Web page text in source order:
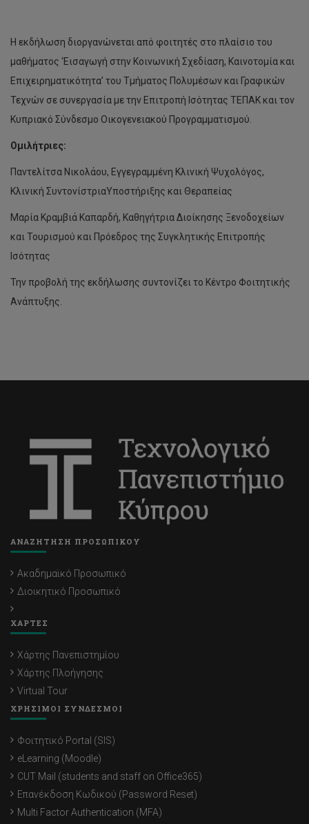
Η εκδήλωση διοργανώνεται από φοιτητές στο πλαίσιο του
μαθήματος ‘Εισαγωγή στην Κοινωνική Σχεδίαση, Καινοτομία και
Επιχειρηματικότητα’ του Τμήματος Πολυμέσων και Γραφικών
Τεχνών σε συνεργασία με την Επιτροπή Ισότητας ΤΕΠΑΚ και τον
Κυπριακό Σύνδεσμο Οικογενειακού Προγραμματισμού.
Ομιλήτριες:
Παντελίτσα Νικολάου, Εγγεγραμμένη Κλινική Ψυχολόγος,
Κλινική ΣυντονίστριαΥποστήριξης και Θεραπείας
Μαρία Κραμβιά Καπαρδή, Καθηγήτρια Διοίκησης Ξενοδοχείων
και Τουρισμού και Πρόεδρος της Συγκλητικής Επιτροπής
Ισότητας
Την προβολή της εκδήλωσης συντονίζει το Κέντρο Φοιτητικής
Ανάπτυξης.
ΑΝΑΖΗΤΗΣΗ ΠΡΟΣΩΠΙΚΟΥ
Ακαδημαϊκό Προσωπικό
Διοικητικό Προσωπικό
ΧΑΡΤΕΣ
Χάρτης Πανεπιστημίου
Χάρτης Πλοήγησης
Virtual Tour
ΧΡΗΣΙΜΟΙ ΣΥΝΔΕΣΜΟΙ
Φοιτητικό Portal (SIS)
eLearning (Moodle)
CUT Mail (students and staff on Office365)
Επανέκδοση Κωδικού (Password Reset)
Multi Factor Authentication (MFA)